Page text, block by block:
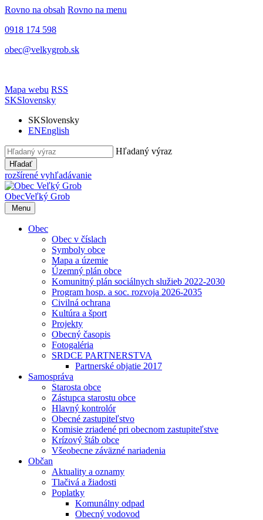
Rovno na obsah Rovno na menu
0918 174 598
obec@velkygrob.sk
Mapa webu RSS
SKSlovensky
SKSlovensky
ENEnglish
Hľadaný výraz
Hľadať
rozšírené vyhľadávanie
ObecVeľký Grob
Menu
Obec
Obec v číslach
Symboly obce
Mapa a územie
Územný plán obce
Komunitný plán sociálnych služieb 2022-2030
Program hosp. a soc. rozvoja 2026-2035
Civilná ochrana
Kultúra a šport
Projekty
Obecný časopis
Fotogaléria
SRDCE PARTNERSTVA
Partnerské objatie 2017
Samospráva
Starosta obce
Zástupca starostu obce
Hlavný kontrolór
Obecné zastupiteľstvo
Komisie zriadené pri obecnom zastupiteľstve
Krízový štáb obce
Všeobecne záväzné nariadenia
Občan
Aktuality a oznamy
Tlačivá a žiadosti
Poplatky
Komunálny odpad
Obecný vodovod